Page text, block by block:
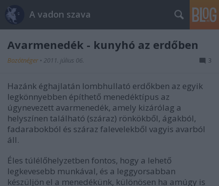
A vadon szava
Avarmenedék - kunyhó az erdőben
Bozótnéger • 2011. július 06. 3
Hazánk éghajlatán lombhullató erdőkben az egyik
legkönnyebben építhető menedéktípus az
úgynevezett avarmenedék, amely kizárólag a
helyszínen található (száraz) rönkökből, ágakból,
fadarabokból és száraz falevelekből vagyis avarból
áll.
Éles túlélőhelyzetben fontos, hogy a lehető
legkevesebb munkával, és a leggyorsabban
készüljön el a menedékünk, különösen ha amúgy is